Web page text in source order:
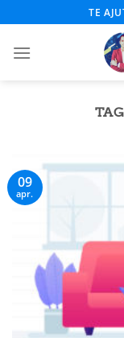
to
content
TE
09
apr.